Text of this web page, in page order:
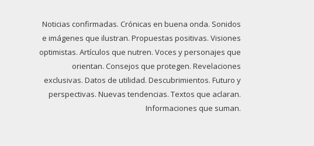
Noticias confirmadas. Crónicas en buena onda. Sonidos
e imágenes que ilustran. Propuestas positivas. Visiones
optimistas. Artículos que nutren. Voces y personajes que
orientan. Consejos que protegen. Revelaciones
exclusivas. Datos de utilidad. Descubrimientos. Futuro y
perspectivas. Nuevas tendencias. Textos que aclaran.
Informaciones que suman.